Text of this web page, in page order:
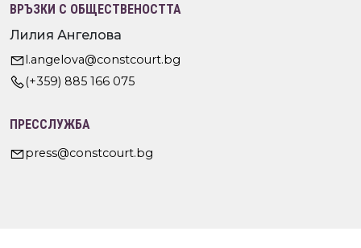
ВРЪЗКИ С ОБЩЕСТВЕНОСТТА
Лилия Ангелова
l.angelova@constcourt.bg
(+359) 885 166 075
ПРЕССЛУЖБА
press@constcourt.bg